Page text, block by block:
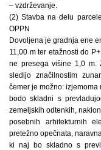
– vzdrževanje.
(2) Stavba na delu
OPPN
Dovoljena je gradnja ene
11,00 m ter etažnosti do
ne presega višine 1,0 m.
sledijo značilnostim
čemer je možno:
bodo skladni s
zemeljskih odtenkih,
posebnih arhitekturnih
pretežno opečnata,
ki naj bo skladno s